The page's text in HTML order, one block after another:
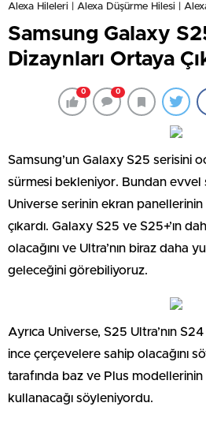
Alexa Hileleri | Alexa Düşürme Hilesi |
Samsung Galaxy
Dizaynları Ortaya
0 0
Samsung’un Galaxy S25 serisini
sürmesi bekleniyor. Bundan evvel
Universe serinin ekran panellerinin
çıkardı. Galaxy S25 ve S25+’ın
olacağını ve Ultra’nın biraz daha
geleceğini görebiliyoruz.
Ayrıca Universe, S25 Ultra’nın
ince çerçevelere sahip olacağını
tarafında baz ve Plus
kullanacağı söyleniyordu.